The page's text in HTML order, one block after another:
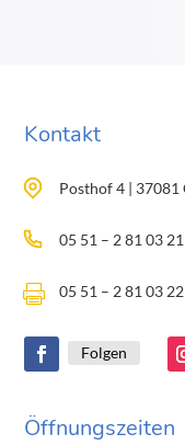
Kontakt
Posthof 4 | 37081
05 51 – 2 81 03 21
 05 51 – 2 81 03
Folgen
Öffnungszeiten